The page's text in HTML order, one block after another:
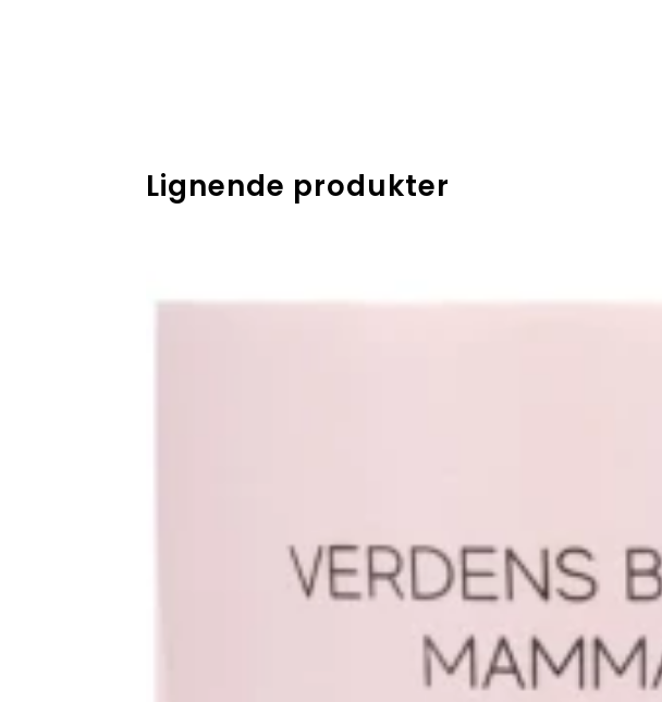
Lignende produkter